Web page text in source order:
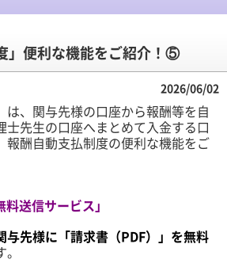
」便利な機能をご紹介！⑤
2026/06/02
、関与先様の口座から報酬等を自
士先生の口座へまとめて入金する口
報酬自動支払制度の便利な機能をご
料送信サービス」
与先様に「請求書（PDF）」を無料